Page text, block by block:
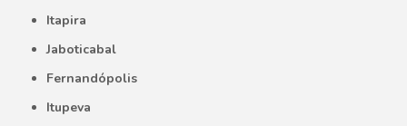
Itapira
Jaboticabal
Fernandópolis
Itupeva